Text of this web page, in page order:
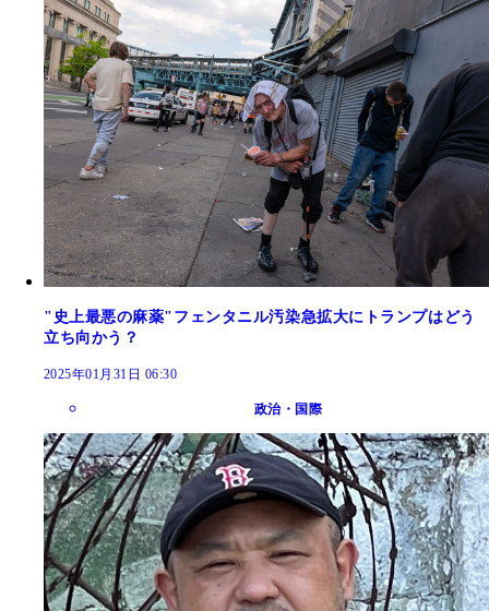
"史上最悪の麻薬"フェンタニル汚染急拡大にトランプはどう
立ち向かう？
2025年01月31日 06:30
政治・国際